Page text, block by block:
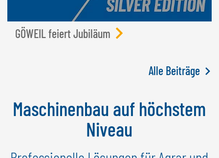
GÖWEIL feiert Jubiläum
Alle Beiträge
Maschinenbau auf höchstem
Niveau